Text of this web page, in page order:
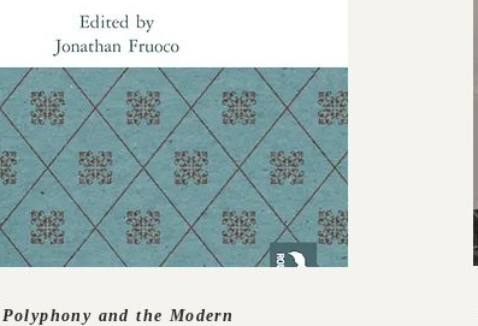
Polyphony and the Modern